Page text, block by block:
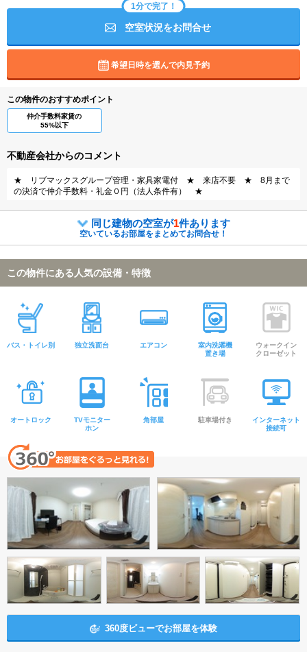
1分で完了！
空室状況をお問合せ
希望日時を選んで内見予約
この物件のおすすめポイント
仲介手数料家賃の
55%以下
不動産会社からのコメント
★ リブマックスグループ管理・家具家電付 ★ 来店不要 ★ 8月まで
の決済で仲介手数料・礼金０円（法人条件有） ★
同じ建物の空室が1件あります
空いているお部屋をまとめてお問合せ！
この物件にある人気の設備・特徴
バス・トイレ別 独立洗面台 エアコン
室内洗濯機
置き場
ウォークイン
クローゼット
オートロック
TVモニター
ホン
角部屋 駐車場付き
インターネット
接続可
360度ビューでお部屋を体験